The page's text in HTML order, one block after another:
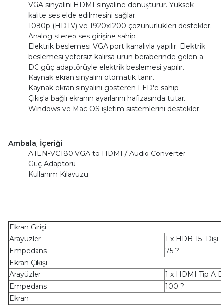
VGA sinyalini HDMI sinyaline dönüştürür. Yüksek
kalite ses elde edilmesini sağlar.
1080p (HDTV) ve 1920x1200 çözünürlükleri destekler.
Analog stereo ses girişine sahip.
Elektrik beslemesi VGA port kanalıyla yapılır. Elektrik
beslemesi yetersiz kalırsa ürün beraberinde gelen a
DC güç adaptörüyle elektrik beslemesi yapılır.
Kaynak ekran sinyalini otomatik tanır.
Kaynak ekran sinyalini gösteren LED'e sahip
Çıkış'a bağlı ekranın ayarlarını hafızasında tutar.
Windows ve Mac OS işletim sistemlerini destekler.
Ambalaj İçeriği
ATEN-VC180 VGA to HDMI / Audio Converter
Güç Adaptörü
Kullanım Kılavuzu
Ekran Girişi
Arayüzler
1 x HDB-15 Dişi
Empedans
75 ?
Ekran Çıkışı
Arayüzler
1 x HDMI Tip A
Empedans
100 ?
Ekran